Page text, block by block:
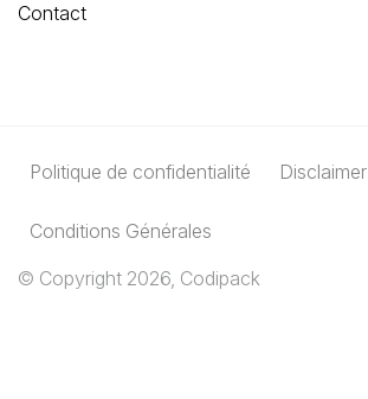
Contact
© Copyright 2026, Codipack
Politique de confidentialité Disclaimer
Conditions Générales